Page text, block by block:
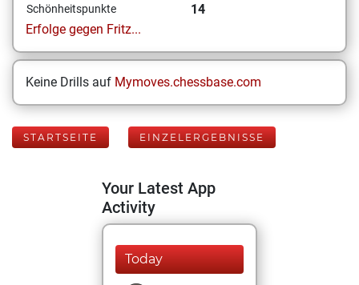
Schönheitspunkte
14
Erfolge gegen Fritz...
Keine Drills auf Mymoves.chessbase.com
STARTSEITE EINZELERGEBNISSE
Your Latest App
Activity
Today